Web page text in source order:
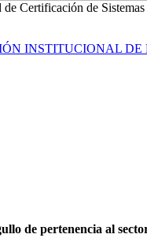
de Certificación de
INSTITUCIONAL
de pertenencia al